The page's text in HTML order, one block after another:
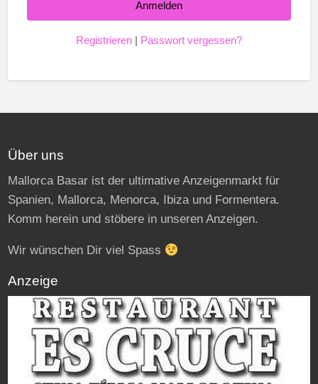
Registrieren Passwort vergessen?
Über uns
Mallorca Basar ist der ultimative Anzeigenmarkt für
Spanien, Mallorca, Menorca, Ibiza und Formentera.
Komm herein und stöbere in unseren Anzeigen.
Wir wünschen Dir viel Spass
Anzeige